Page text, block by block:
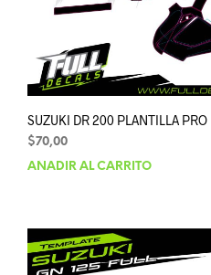
SUZUKI DR 200 PLANTILLA PRO
$70,00
AÑADIR AL CARRITO